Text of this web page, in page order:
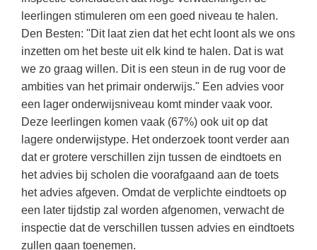
Spelletjes
Sprookjes
Startpagina onderwijs
Tweede Wereldoorlog
Studieschuld & Hypotheek
Studenten laptop
Docentenplein nieuwsbrief
Nieuwsbrief archief
Onderwijs CV
Schoolvakanties
Huiswerkbegeleiding
Huiswerkbegeleider zoeken
Huiswerkbegeleider worden
leerlingen stimuleren om een goed niveau te halen.
Den Besten: "Dit laat zien dat het echt loont als we ons
inzetten om het beste uit elk kind te halen. Dat is wat
we zo graag willen. Dit is een steun in de rug voor de
ambities van het primair onderwijs." Een advies voor
een lager onderwijsniveau komt minder vaak voor.
Deze leerlingen komen vaak (67%) ook uit op dat
lagere onderwijstype. Het onderzoek toont verder aan
dat er grotere verschillen zijn tussen de eindtoets en
het advies bij scholen die voorafgaand aan de toets
het advies afgeven. Omdat de verplichte eindtoets op
een later tijdstip zal worden afgenomen, verwacht de
inspectie dat de verschillen tussen advies en eindtoets
zullen gaan toenemen.